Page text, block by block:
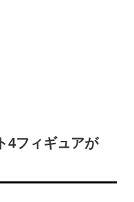
4フィギュアが